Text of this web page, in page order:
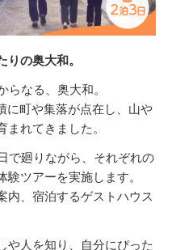
の奥大和。
らなる、奥大和。
に町や集落が点在し、山や
まれてきました。
で廻りながら、それぞれの
ツアーを実施します。
内、宿泊するゲストハウス
や人を知り、自分にぴった